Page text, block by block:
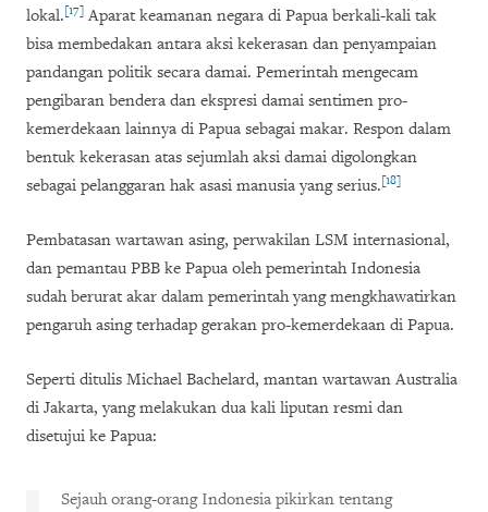
lokal.[17] Aparat keamanan negara di Papua berkali-kali tak
bisa membedakan antara aksi kekerasan dan penyampaian
pandangan politik secara damai. Pemerintah mengecam
pengibaran bendera dan ekspresi damai sentimen pro-
kemerdekaan lainnya di Papua sebagai makar. Respon dalam
bentuk kekerasan atas sejumlah aksi damai digolongkan
sebagai pelanggaran hak asasi manusia yang serius.[18]
Pembatasan wartawan asing, perwakilan LSM internasional,
dan pemantau PBB ke Papua oleh pemerintah Indonesia
sudah berurat akar dalam pemerintah yang mengkhawatirkan
pengaruh asing terhadap gerakan pro-kemerdekaan di Papua.
Seperti ditulis Michael Bachelard, mantan wartawan Australia
di Jakarta, yang melakukan dua kali liputan resmi dan
disetujui ke Papua:
Sejauh orang-orang Indonesia pikirkan tentang